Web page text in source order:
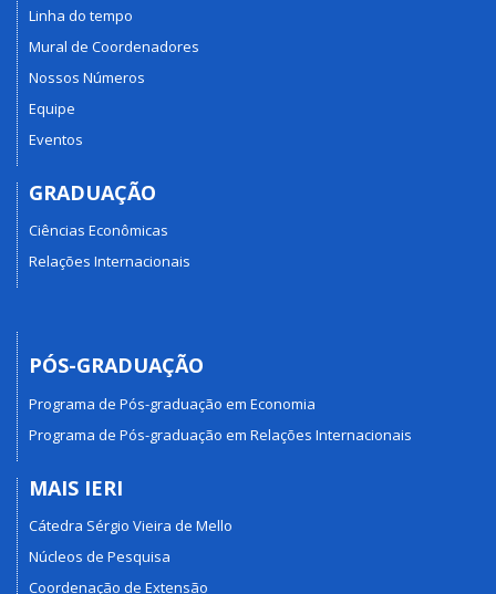
Linha do tempo
Mural de Coordenadores
Nossos Números
Equipe
Eventos
GRADUAÇÃO
Ciências Econômicas
Relações Internacionais
PÓS-GRADUAÇÃO
Programa de Pós-graduação em Economia
Programa de Pós-graduação em Relações Internacionais
MAIS IERI
Cátedra Sérgio Vieira de Mello
Núcleos de Pesquisa
Coordenação de Extensão